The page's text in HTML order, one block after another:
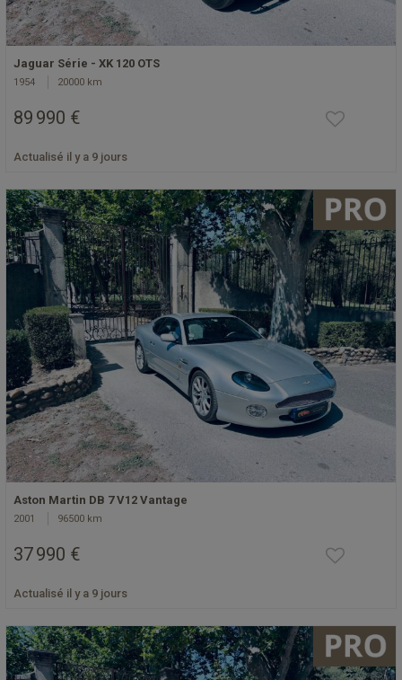
Jaguar Série - XK 120 OTS
1954 20000 km
89 990 €
Actualisé il y a 9 jours
Aston Martin DB 7 V12 Vantage
2001 96500 km
37 990 €
Actualisé il y a 9 jours